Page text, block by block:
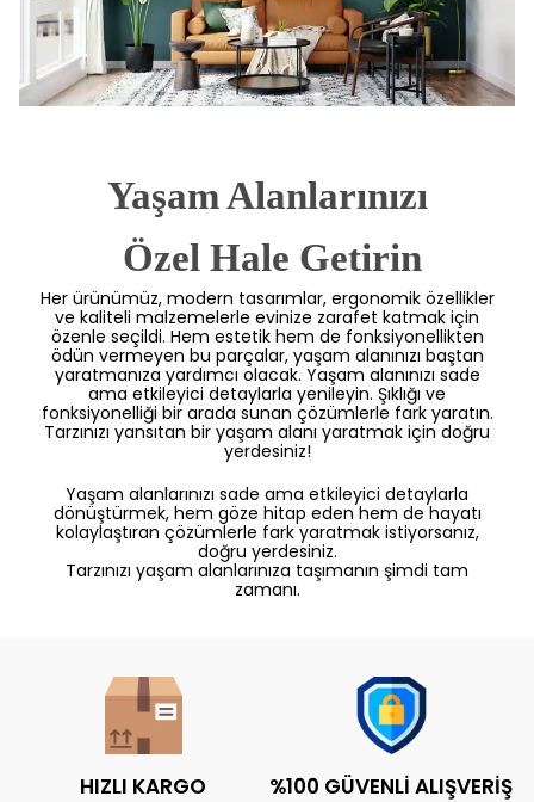
Yaşam Alanlarınızı
Özel Hale Getirin
Her ürünümüz, modern tasarımlar, ergonomik özellikler
ve kaliteli malzemelerle evinize zarafet katmak için
özenle seçildi. Hem estetik hem de fonksiyonellikten
ödün vermeyen bu parçalar, yaşam alanınızı baştan
yaratmanıza yardımcı olacak. Yaşam alanınızı sade
ama etkileyici detaylarla yenileyin. Şıklığı ve
fonksiyonelliği bir arada sunan çözümlerle fark yaratın.
Tarzınızı yansıtan bir yaşam alanı yaratmak için doğru
yerdesiniz!
Yaşam alanlarınızı sade ama etkileyici detaylarla
dönüştürmek, hem göze hitap eden hem de hayatı
kolaylaştıran çözümlerle fark yaratmak istiyorsanız,
doğru yerdesiniz.
Tarzınızı yaşam alanlarınıza taşımanın şimdi tam
zamanı.
HIZLI KARGO %100 GÜVENLİ ALIŞVERİŞ